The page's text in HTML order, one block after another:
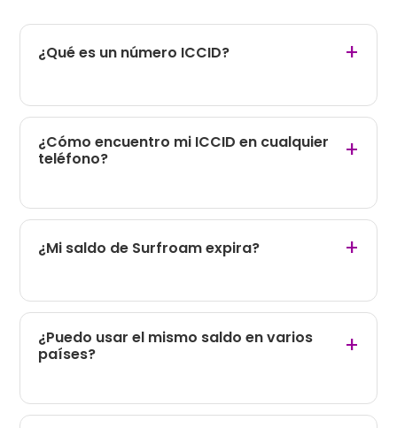
¿Qué es un número ICCID? +
¿Cómo encuentro mi ICCID en cualquier
teléfono?
+
¿Mi saldo de Surfroam expira? +
¿Puedo usar el mismo saldo en varios
países?
+